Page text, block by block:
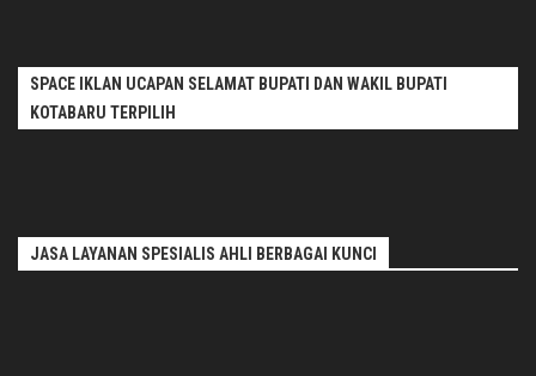
SPACE IKLAN UCAPAN SELAMAT BUPATI DAN WAKIL BUPATI
KOTABARU TERPILIH
JASA LAYANAN SPESIALIS AHLI BERBAGAI KUNCI